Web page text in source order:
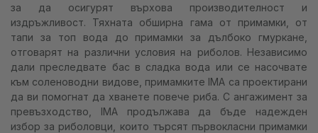
за да осигурят върхова производителност и
издръжливост. Тяхната обширна гама от примамки, от
тапи за топ вода до примамки за дълбоко гмуркане,
отговарят на различни условия на риболов. Независимо
дали преследвате бас в сладка вода или се насочвате
към соленоводни видове, примамките IMA са проектирани
да ви помогнат да хванете повече риба. С ангажимент за
превъзходство, IMA продължава да бъде надежден
избор за риболовци, които търсят първокласни примамки